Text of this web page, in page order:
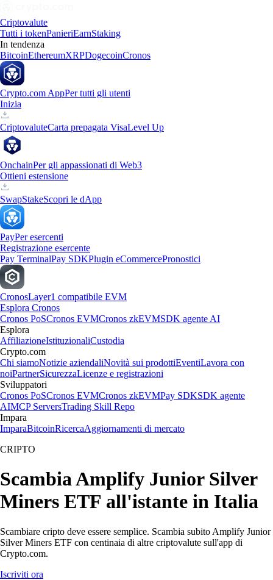
Criptovalute
Tutti i tokenPanieriEarnStaking
In tendenza
BitcoinEthereumXRPDogecoinCronos
Crypto.com AppPer tutti gli utenti
Inizia
CriptovaluteCarta prepagata VisaLevel Up
OnchainPer gli appassionati di Web3
Ottieni estensione
SwapStakeScopri le dApp
PayPer esercenti
Registrazione esercente
Pay TerminalPay SDKPlugin eCommercePronostici
CronosLayer1 compatibile EVM
Esplora Cronos
Cronos PoSCronos EVMCronos zkEVMSDK agente AI
Esplora
AffiliazioneIstituzionaliCustodia
Crypto.com
Chi siamoNotizie aziendaliNovità sui prodottiEventiLavora con
noiPartnerSicurezzaLicenze e registrazioni
Sviluppatori
Cronos PoSCronos EVMCronos zkEVMPay SDKSDK agente
AIMCP ServersTrading Skill Repo
Impara
ImparaBitcoinRicercaAggiornamenti di mercato
CRIPTO
Scambia Amplify Junior Silver
Miners ETF all'istante in Italia
Scambiare cripto deve essere semplice. Scambia subito Amplify Junior
Silver Miners ETF con centinaia di altre criptovalute sull'app di
Crypto.com.
Iscriviti ora